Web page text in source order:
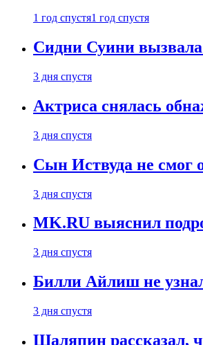
1 год спустя1 год спустя
Сидни Суини
3 дня спустя
Актриса снялась
3 дня спустя
Сын Иствуда не
3 дня спустя
MK.RU выяснил
3 дня спустя
Билли Айлиш не
3 дня спустя
Шаляпин рассказал,